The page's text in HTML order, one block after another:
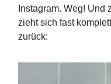
Instagram. Weg! Und
zieht sich fast
zurück: